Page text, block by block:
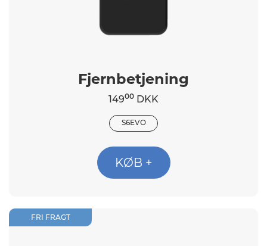
Fjernbetjening
14900 DKK
S6EVO
KØB +
FRI FRAGT